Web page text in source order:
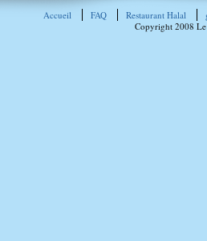
Accueil FAQ Restaurant Halal
Copyright 2008